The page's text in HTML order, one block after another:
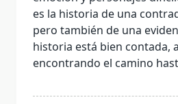
es la historia de una
pero también de una
historia está bien contada,
encontrando el camino